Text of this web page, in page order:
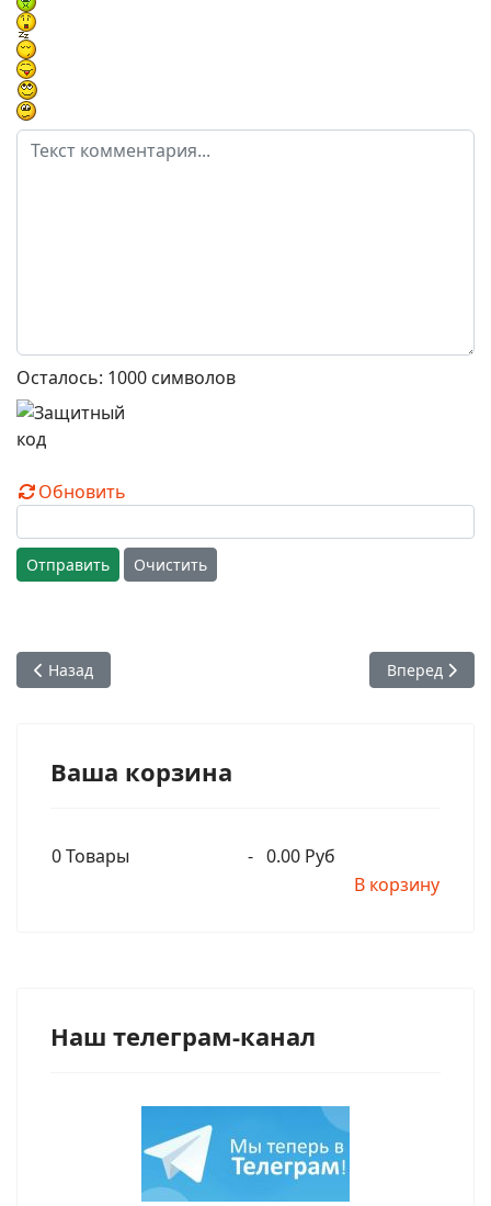
Осталось: 1000 символов
Обновить
Отправить Очистить
Предыдущий: Бхакти Викаша Свами - Одна луна лучше,
Назад Следующий:
Вперед
Ваша корзина
0Товары - 0.00 Руб
В корзину
Наш телеграм-канал